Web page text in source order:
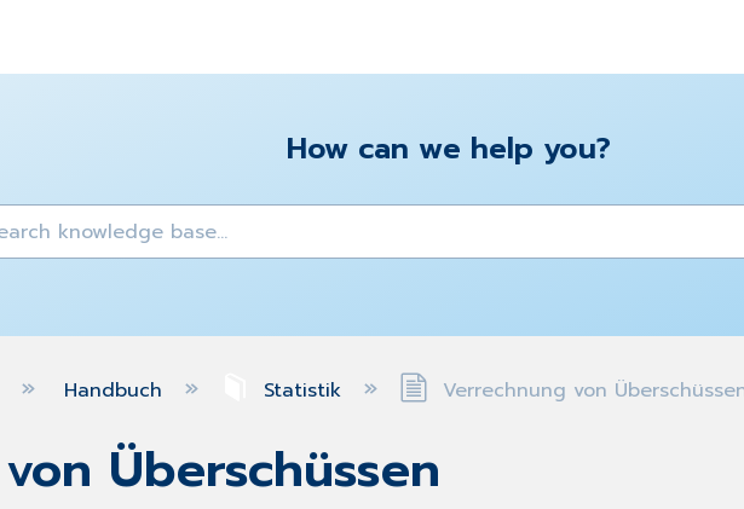
How can we help you?
hierarchy
Handbuch Statistik Verrechnung von
Überschüssen